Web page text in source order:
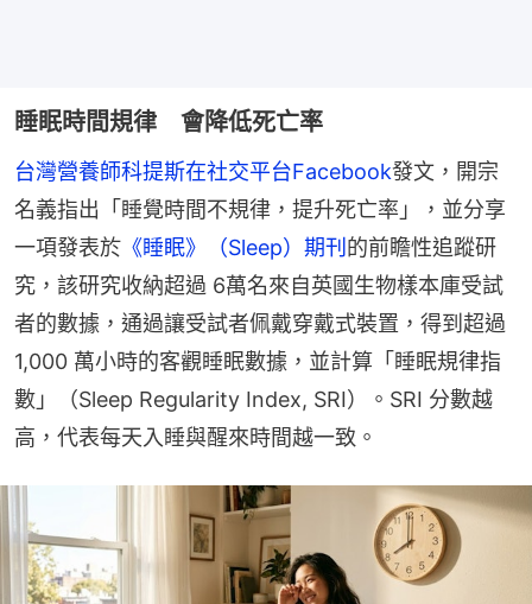
睡眠時間規律 會降低死亡率
台灣營養師科提斯在社交平台Facebook發文，開宗
名義指出「睡覺時間不規律，提升死亡率」，並分享
一項發表於 《睡眠》（Sleep）期刊 的前瞻性追蹤研
究，該研究收納超過 6萬名來自英國生物樣本庫受試
者的數據，通過讓受試者佩戴穿戴式裝置，得到超過
1,000 萬小時的客觀睡眠數據，並計算「睡眠規律指
數」（Sleep Regularity Index, SRI）。SRI 分數越
高，代表每天入睡與醒來時間越一致。